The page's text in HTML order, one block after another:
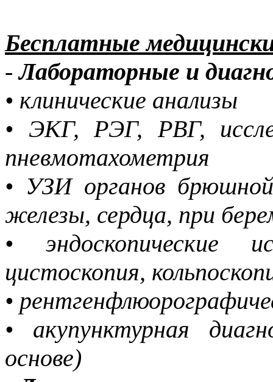
Бесплатные
-Лабораторные и
• клинические анализы
• ЭКГ, РЭГ, РВГ,
пневмотахометрия
• УЗИ органов
железы, сердца, при
• эндоскопические
цистоскопия,
•
• акупунктурная
основе)